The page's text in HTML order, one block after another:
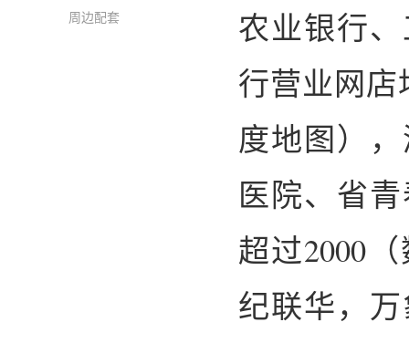
周边配套
农业银行
行营业网店
度地图）
医院、省
超过2000
纪联华，